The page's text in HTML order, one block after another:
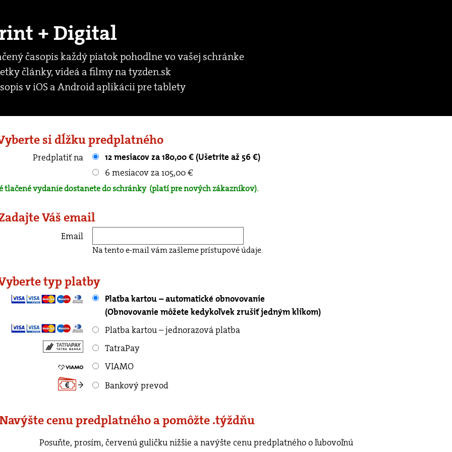
+ Digital
časopis každý piatok pohodlne vo vašej schránke
články, videá a filmy na tyzden.sk
v iOS a Android aplikácii pre tablety
si dĺžku predplatného
Predplatiť na
12 mesiacov za 180,00 € (Ušetríte až 56 €)
6 mesiacov za 105,00 €
tlačené vydanie dostanete do schránky (platí pre nových zákazníkov).
Váš email
Email
Na tento e-mail vám zašleme prístupové údaje.
typ platby
Platba kartou – automatické obnovovanie
(Obnovovanie môžete kedykoľvek zrušiť jedným klikom)
Platba kartou – jednorazová platba
TatraPay
VIAMO
Bankový prevod
cenu predplatného a pomôžte .týždňu